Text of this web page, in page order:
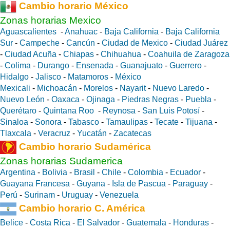
Cambio horario México
Zonas horarias Mexico
Aguascalientes -Anahuac - Baja California - Baja California
Sur - Campeche - Cancún - Ciudad de Mexico - Ciudad Juárez
- Ciudad Acuña - Chiapas - Chihuahua - Coahuila de Zaragoza
- Colima - Durango - Ensenada - Guanajuato - Guerrero -
Hidalgo - Jalisco - Matamoros - México
Mexicali - Michoacán - Morelos - Nayarit- Nuevo Laredo -
Nuevo León - Oaxaca - Ojinaga - Piedras Negras - Puebla -
Querétaro - Quintana Roo - Reynosa - San Luis Potosí -
Sinaloa - Sonora - Tabasco - Tamaulipas - Tecate - Tijuana -
Tlaxcala - Veracruz - Yucatán - Zacatecas
Cambio horario Sudamérica
Zonas horarias Sudamerica
Argentina - Bolivia - Brasil - Chile - Colombia - Ecuador -
Guayana Francesa - Guyana - Isla de Pascua - Paraguay -
Perú - Surinam - Uruguay - Venezuela
Cambio horario C. América
Belice - Costa Rica - El Salvador - Guatemala - Honduras -